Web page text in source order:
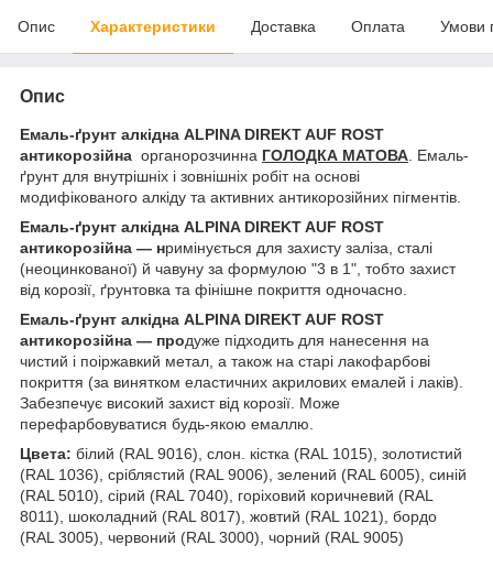
Опис Характеристики Доставка Оплата Умови
Опис
Емаль-ґрунт алкідна ALPINA DIREKT AUF ROST
антикорозійна органорозчинна ГОЛОДКА МАТОВА . Емаль-
ґрунт для внутрішніх і зовнішніх робіт на основі
модифікованого алкіду та активних антикорозійних пігментів.
Емаль-ґрунт алкідна ALPINA DIREKT AUF ROST
антикорозійна — нримінується для захисту заліза, сталі
(неоцинкованої) й чавуну за формулою "3 в 1", тобто захист
від корозії, ґрунтовка та фінішне покриття одночасно.
Емаль-ґрунт алкідна ALPINA DIREKT AUF ROST
антикорозійна — продуже підходить для нанесення на
чистий і поіржавкий метал, а також на старі лакофарбові
покриття (за винятком еластичних акрилових емалей і лаків).
Забезпечує високий захист від корозії. Може
перефарбовуватися будь-якою емаллю.
Цвета: білий (RAL 9016), слон. кістка (RAL 1015), золотистий
(RAL 1036), сріблястий (RAL 9006), зелений (RAL 6005), синій
(RAL 5010), сірий (RAL 7040), горіховий коричневий (RAL
8011), шоколадний (RAL 8017), жовтий (RAL 1021), бордо
(RAL 3005), червоний (RAL 3000), чорний (RAL 9005)